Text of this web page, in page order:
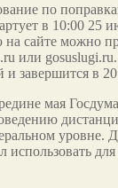
по
в 10:00 25
на сайте можно
или
и завершится в
мая
уровне.
использовать